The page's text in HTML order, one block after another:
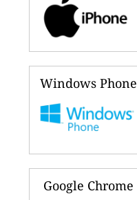
Windows Phone
Google Chrome